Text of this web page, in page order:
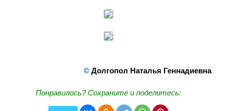
© Долгопол Наталья Геннадиевна
Понравилось? Сохраните и поделитесь: